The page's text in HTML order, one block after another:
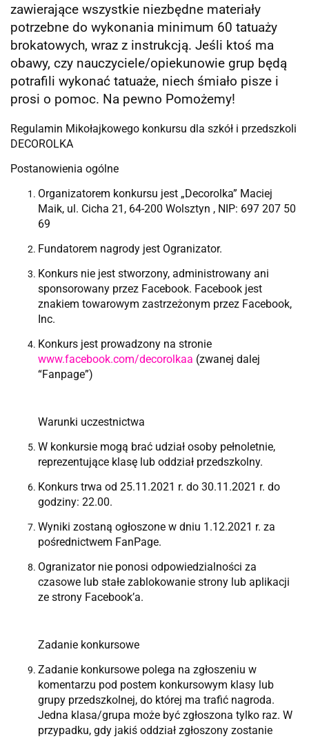
zawierające wszystkie niezbędne materiały
potrzebne do wykonania minimum 60 tatuaży
brokatowych, wraz z instrukcją. Jeśli ktoś ma
obawy, czy nauczyciele/opiekunowie grup będą
potrafili wykonać tatuaże, niech śmiało pisze i
prosi o pomoc. Na pewno Pomożemy!
Regulamin Mikołajkowego konkursu dla szkół i przedszkoli
DECOROLKA
Postanowienia ogólne
Organizatorem konkursu jest „Decorolka” Maciej
Maik, ul. Cicha 21, 64-200 Wolsztyn , NIP: 697 207 50
69
Fundatorem nagrody jest Ogranizator.
Konkurs nie jest stworzony, administrowany ani
sponsorowany przez Facebook. Facebook jest
znakiem towarowym zastrzeżonym przez Facebook,
Inc.
Konkurs jest prowadzony na stronie
www.facebook.com/decorolkaa (zwanej dalej
“Fanpage”)
Warunki uczestnictwa
W konkursie mogą brać udział osoby pełnoletnie,
reprezentujące klasę lub oddział przedszkolny.
Konkurs trwa od 25.11.2021 r. do 30.11.2021 r. do
godziny: 22.00.
Wyniki zostaną ogłoszone w dniu 1.12.2021 r. za
pośrednictwem FanPage.
Ogranizator nie ponosi odpowiedzialności za
czasowe lub stałe zablokowanie strony lub aplikacji
ze strony Facebook’a.
Zadanie konkursowe
Zadanie konkursowe polega na zgłoszeniu w
komentarzu pod postem konkursowym klasy lub
grupy przedszkolnej, do której ma trafić nagroda.
Jedna klasa/grupa może być zgłoszona tylko raz. W
przypadku, gdy jakiś oddział zgłoszony zostanie